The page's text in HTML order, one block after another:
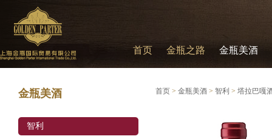
首页 金瓶之路 金瓶美酒
金瓶美酒
智利
首页 > 金瓶美酒 > 智利 > 塔拉巴嘎